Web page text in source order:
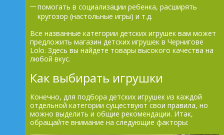
помогать в социализации ребенка, расширять
кругозор (настольные игры) и т.д.
Все названные категории детских игрушек вам может
предложить магазин детских игрушек в Чернигове
Lolo. Здесь вы найдете товары высокого качества на
любой вкус.
Как выбирать игрушки
Конечно, для подбора детских игрушек из каждой
отдельной категории существуют свои правила, но
можно выделить и общие рекомендации. Итак,
обращайте внимание на следующие факторы: